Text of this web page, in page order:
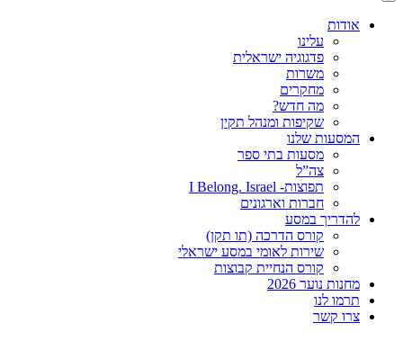
אודות
עלינו
פדגוגיה ישראלית
משרות
מחקרים
מה חדש?
שקיפות ומנהל תקין
המסעות שלנו
מסעות בתי ספר
צה”ל
תפוצות- I Belong. Israel
חברות וארגונים
להדריך במסע
קורס הדרכה (תו תקן)
שירות לאומי במסע ישראלי
קורס הנחיית קבוצות
מחנות נוער 2026
תרמו לנו
צרו קשר